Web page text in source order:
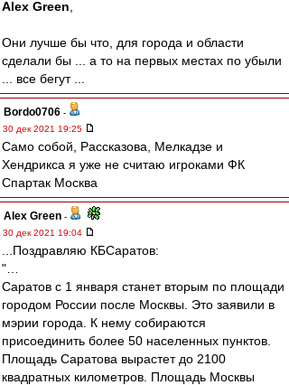
Alex Green
Они лучше бы что, для города и области
сделали бы ... а то на первых местах по убыли
... все бегут ...
Bordo0706 -
30 дек 2021 19:25
Само собой, Рассказова, Мелкадзе и
Хендрикса я уже не считаю игроками ФК
Спартак Москва
Alex Green -
30 дек 2021 19:04
...Поздравляю КБСаратов:
"…
Саратов с 1 января станет вторым по площади
городом России после Москвы. Это заявили в
мэрии города. К нему собираются
присоединить более 50 населенных пунктов.
Площадь Саратова вырастет до 2100
квадратных километров. Площадь Москвы